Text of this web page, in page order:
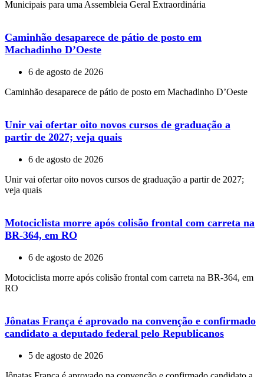
Municipais para uma Assembleia Geral Extraordinária
Caminhão desaparece de pátio de posto em
Machadinho D’Oeste
6 de agosto de 2026
Caminhão desaparece de pátio de posto em Machadinho D’Oeste
Unir vai ofertar oito novos cursos de graduação a
partir de 2027; veja quais
6 de agosto de 2026
Unir vai ofertar oito novos cursos de graduação a partir de 2027;
veja quais
Motociclista morre após colisão frontal com carreta na
BR-364, em RO
6 de agosto de 2026
Motociclista morre após colisão frontal com carreta na BR-364, em
RO
Jônatas França é aprovado na convenção e confirmado
candidato a deputado federal pelo Republicanos
5 de agosto de 2026